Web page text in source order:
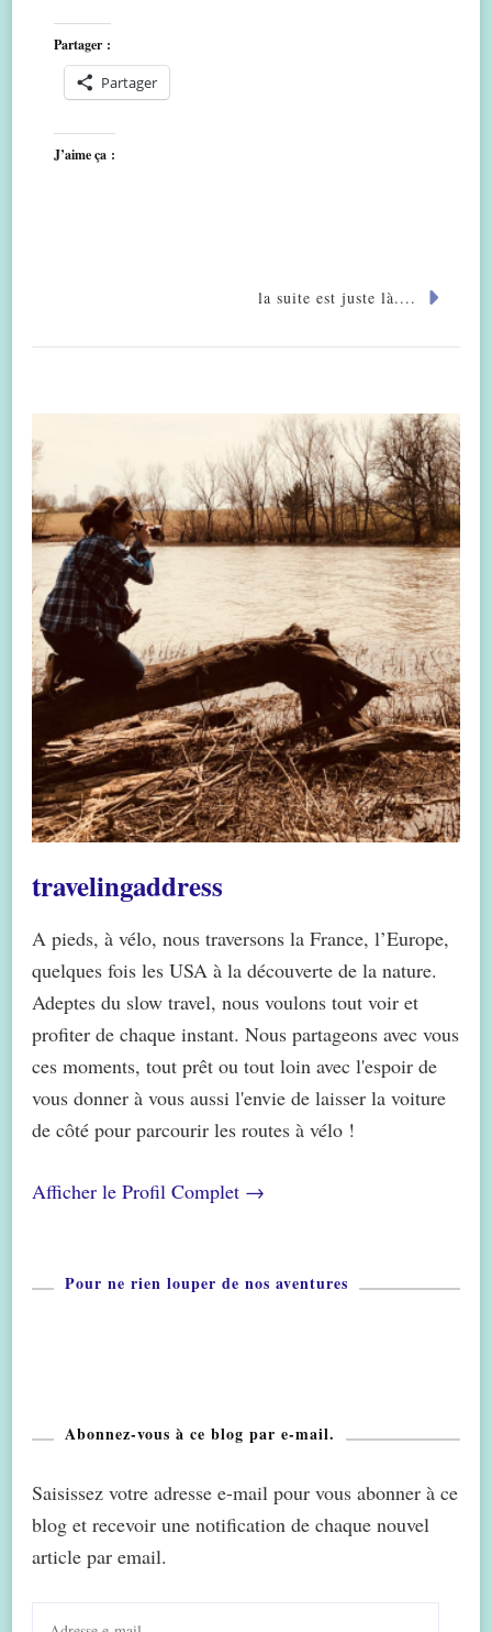
Partager :
Partager
J’aime ça :
la suite est juste là....
travelingaddress
A pieds, à vélo, nous traversons la France, l’Europe,
quelques fois les USA à la découverte de la nature.
Adeptes du slow travel, nous voulons tout voir et
profiter de chaque instant. Nous partageons avec vous
ces moments, tout prêt ou tout loin avec l'espoir de
vous donner à vous aussi l'envie de laisser la voiture
de côté pour parcourir les routes à vélo !
Afficher le Profil Complet →
Pour ne rien louper de nos aventures
Abonnez-vous à ce blog par e-mail.
Saisissez votre adresse e-mail pour vous abonner à ce
blog et recevoir une notification de chaque nouvel
article par email.